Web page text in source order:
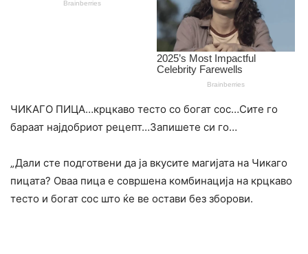
ЧИКАГО ПИЦА…крцкаво тесто со богат сос…Сите го
бараат најдобриот рецепт…Запишете си го…
„Дали сте подготвени да ја вкусите магијата на Чикаго
пицата? Оваа пица е совршена комбинација на крцкаво
тесто и богат сос што ќе ве остави без зборови.